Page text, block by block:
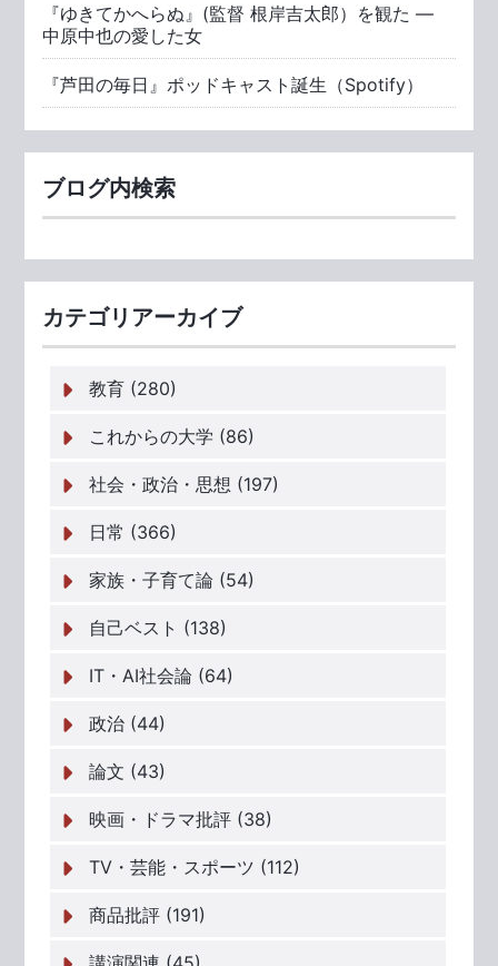
『ゆきてかへらぬ』(監督 根岸吉太郎）を観た ―
中原中也の愛した女
『芦田の毎日』ポッドキャスト誕生（Spotify）
ブログ内検索
カテゴリアーカイブ
教育 (280)
これからの大学 (86)
社会・政治・思想 (197)
日常 (366)
家族・子育て論 (54)
自己ベスト (138)
IT・AI社会論 (64)
政治 (44)
論文 (43)
映画・ドラマ批評 (38)
TV・芸能・スポーツ (112)
商品批評 (191)